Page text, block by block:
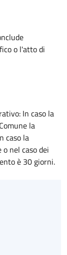
o l'atto di
In caso la
la
caso la
nel caso dei
è 30 giorni.